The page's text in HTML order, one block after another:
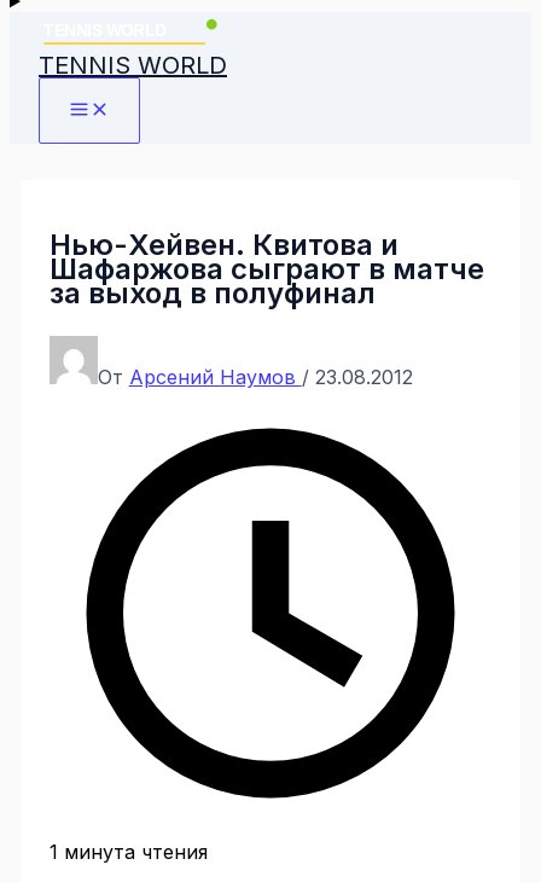
TENNIS WORLD
Нью-Хейвен. Квитова и
Шафаржова сыграют в матче
за выход в полуфинал
От Арсений Наумов / 23.08.2012
1 минута чтения